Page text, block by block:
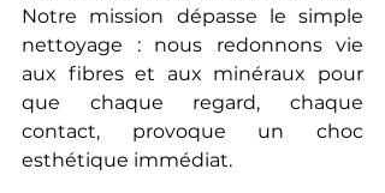
Notre mission dépasse le simple
nettoyage : nous redonnons vie
aux fibres et aux minéraux pour
que chaque regard, chaque
contact, provoque un choc
esthétique immédiat.